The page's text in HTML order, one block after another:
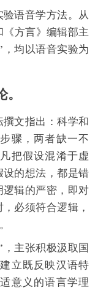
语音学方法。从
《方言》编辑部主
均以语音实验为
文指出：科学和
骤，两者缺一不
把假设混淆于虚
的想法，都是错
辑的严密，即对
必须符合逻辑，
主张积极汲取国
立既反映汉语特
意义的语言学理